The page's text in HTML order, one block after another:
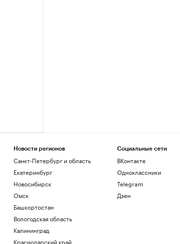
Новости регионов
Санкт-Петербург и область
Екатеринбург
Новосибирск
Омск
Башкортостан
Вологодская область
Калининград
Краснодарский край
Социальные сети
ВКонтакте
Одноклассники
Telegram
Дзен